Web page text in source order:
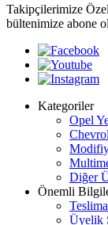
Takipçilerimize
bültenimize abone
Kategoriler
Opel
Diğer
Önemli
Üyelik